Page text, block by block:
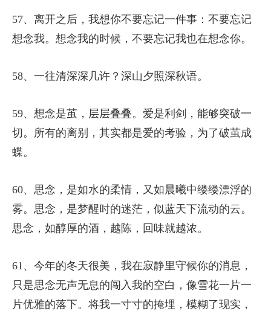
57、离开之后，我想你不要忘记一件事：不要忘记
想念我。想念我的时候，不要忘记我也在想念你。
58、一往清深深几许？深山夕照深秋语。
59、想念是茧，层层叠叠。爱是利剑，能够突破一
切。所有的离别，其实都是爱的考验，为了破茧成
蝶。
60、思念，是如水的柔情，又如晨曦中缕缕漂浮的
雾。思念，是梦醒时的迷茫，似蓝天下流动的云。
思念，如醇厚的酒，越陈，回味就越浓。
61、今年的冬天很美，我在寂静里守候你的消息，
只是思念无声无息的闯入我的空白，像雪花一片一
片优雅的落下。将我一寸寸的掩埋，模糊了现实，